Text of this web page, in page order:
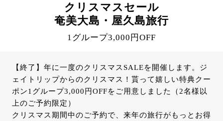
クリスマスセール
奄美大島・屋久島旅行
1グループ3,000円OFF
【終了】年に一度のクリスマスSALEを開催します。ジ
ェイトリップからのクリスマス！貰って嬉しい特典クー
ポン1グループ3,000円OFFをご用意しました（2名様以
上のご予約限定）
クリスマス期間中のご予約で、来年の旅行がもっとお得